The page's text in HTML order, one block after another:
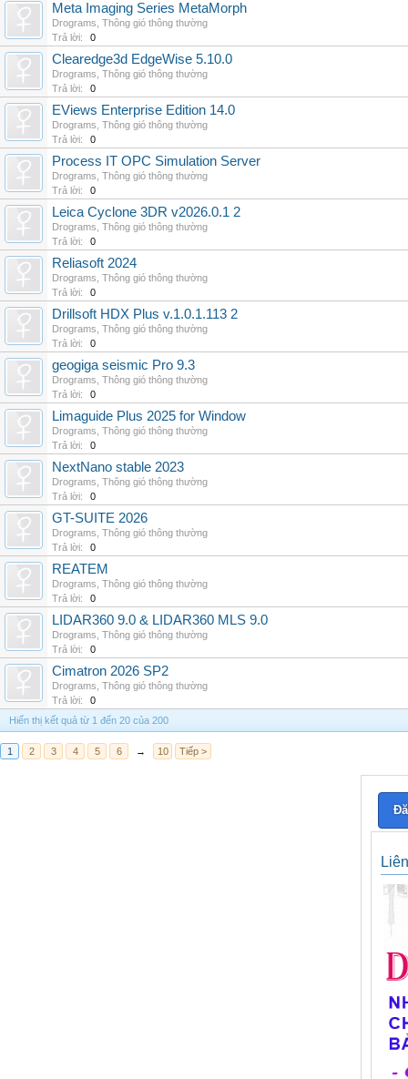
Meta Imaging Series MetaMorph
Drograms Thông gió thông thường
Trả lời:
0
Clearedge3d EdgeWise 5.10.0
Drograms Thông gió thông thường
Trả lời:
0
EViews Enterprise Edition 14.0
Drograms Thông gió thông thường
Trả lời:
0
Process IT OPC Simulation Server
Drograms Thông gió thông thường
Trả lời:
0
Leica Cyclone 3DR v2026.0.1 2
Drograms Thông gió thông thường
Trả lời:
0
Reliasoft 2024
Drograms Thông gió thông thường
Trả lời:
0
Drillsoft HDX Plus v.1.0.1.113 2
Drograms Thông gió thông thường
Trả lời:
0
geogiga seismic Pro 9.3
Drograms Thông gió thông thường
Trả lời:
0
Limaguide Plus 2025 for Window
Drograms Thông gió thông thường
Trả lời:
0
NextNano stable 2023
Drograms Thông gió thông thường
Trả lời:
0
GT-SUITE 2026
Drograms Thông gió thông thường
Trả lời:
0
REATEM
Drograms Thông gió thông thường
Trả lời:
0
LIDAR360 9.0 & LIDAR360 MLS 9.0
Drograms Thông gió thông thường
Trả lời:
0
Cimatron 2026 SP2
Drograms Thông gió thông thường
Trả lời:
0
Hiển thị kết quả từ 1 đến 20 của 200
1 2 3 4 5 6 → 10 Tiếp >